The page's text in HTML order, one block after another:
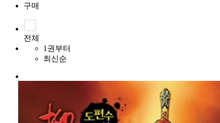
구매
전체
1권부터
최신순